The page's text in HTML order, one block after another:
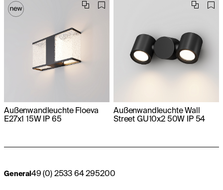
Außenwandleuchte Floeva
E27x1 15W IP 65
Außenwandleuchte Wall
Street GU10x2 50W IP 54
General49 (0) 2533 64 295200